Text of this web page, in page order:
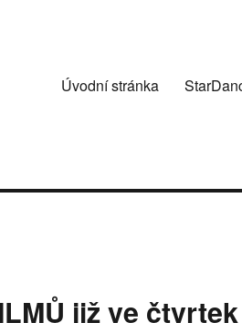
Úvodní stránka
již ve čtvrtek